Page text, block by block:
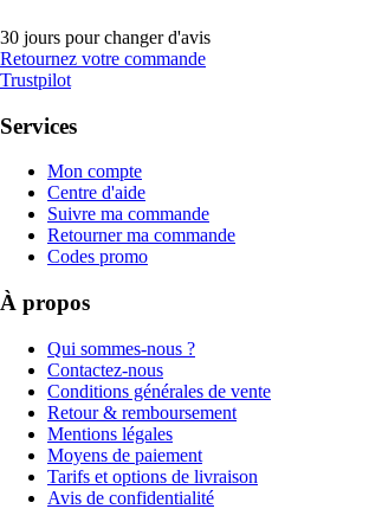
30 jours pour changer d'avis
Retournez votre commande
Trustpilot
Services
Mon compte
Centre d'aide
Suivre ma commande
Retourner ma commande
Codes promo
À propos
Qui sommes-nous ?
Contactez-nous
Conditions générales de vente
Retour & remboursement
Mentions légales
Moyens de paiement
Tarifs et options de livraison
Avis de confidentialité